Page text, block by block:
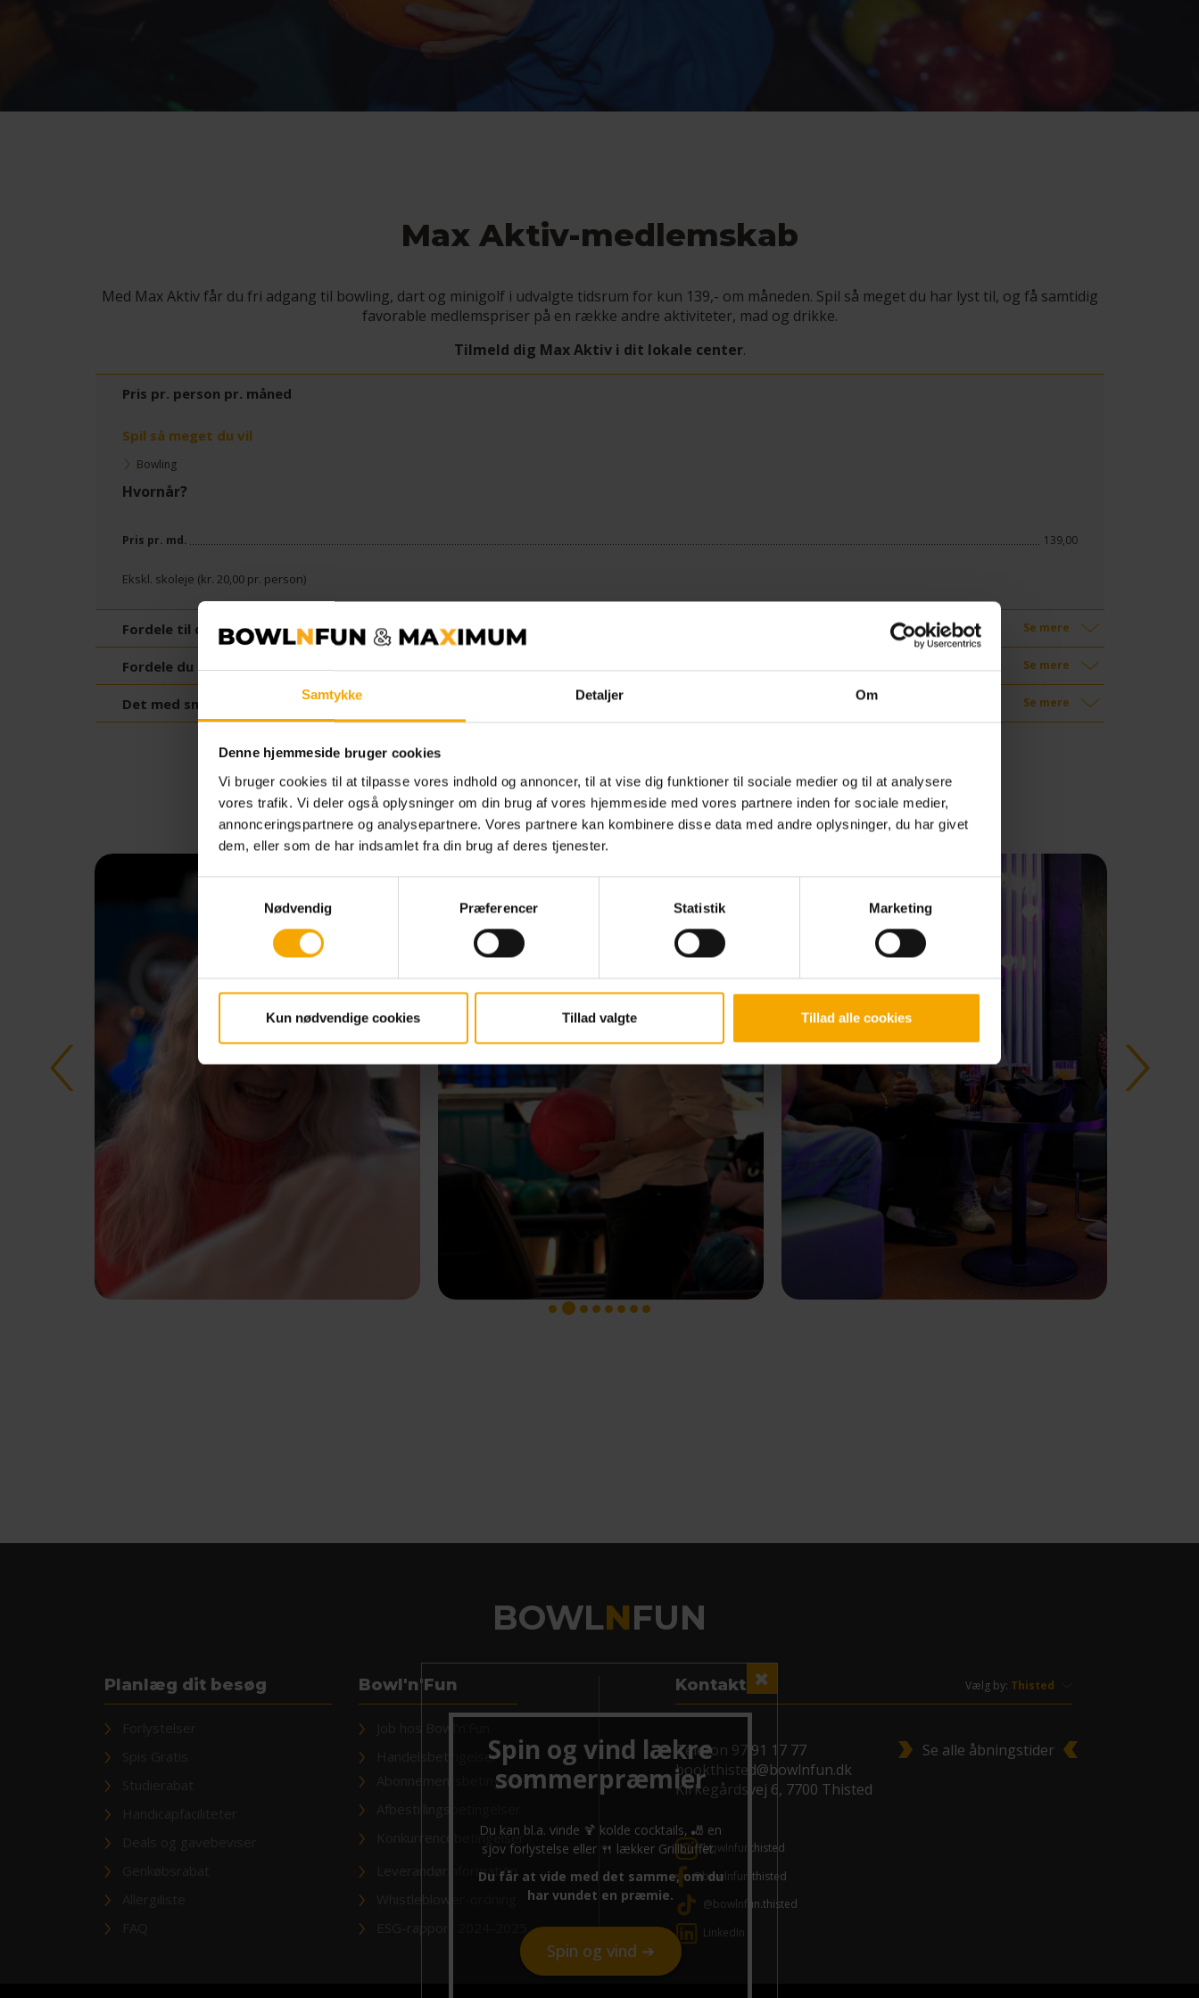
Samtykke Detaljer Om
Denne hjemmeside bruger cookies
Vi bruger cookies til at tilpasse vores indhold og annoncer, til at vise dig funktioner til sociale medier og til at analysere
vores trafik. Vi deler også oplysninger om din brug af vores hjemmeside med vores partnere inden for sociale medier,
annonceringspartnere og analysepartnere. Vores partnere kan kombinere disse data med andre oplysninger, du har givet
dem, eller som de har indsamlet fra din brug af deres tjenester.
Nødvendig
Præferencer Statistik Marketing
Kun nødvendige cookies Tillad valgte Tillad alle cookies
Max Aktiv-medlemskab
Med Max Aktiv får du fri adgang til bowling, dart og minigolf i udvalgte tidsrum for kun 139,- om måneden. Spil så meget du har lyst til, og få samtidig
favorable medlemspriser på en række andre aktiviteter, mad og drikke.
Tilmeld dig Max Aktiv i dit lokale center.
Pris pr. person pr. måned
Spil så meget du vil
Bowling
Hvornår?
Pris pr. md. 139,00
Ekskl. skoleje (kr. 20,00pr. person)
Se mere
Fordele til dig
Se mere
Fordele du kan dele med venner og familie
Se mere
Det med småt
1 3 4 5 6 7 8
BOWLNFUN
Planlæg dit besøg Bowl'n'Fun
Handelsbetingelser
Abonnementsbetingelser
Konkurrencebetingelser
Leverandørinformation
Kontakt Vælg by:
Telefon 97 91 17 77
bookthisted@bowlnfun.dk
Kirkegårdsvej 6, 7700 Thisted
bowlnfunthisted
@bowlnfun.thisted
@bowlnfun.thisted
LinkedIn
Se alle åbningstider